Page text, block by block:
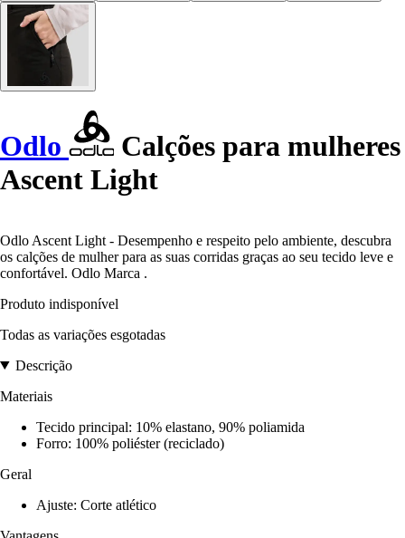
Odlo
Calções para mulheres
Ascent Light
Odlo Ascent Light - Desempenho e respeito pelo ambiente, descubra
os calções de mulher para as suas corridas graças ao seu tecido leve e
confortável. Odlo Marca .
Produto indisponível
Todas as variações esgotadas
Descrição
Materiais
Tecido principal: 10% elastano, 90% poliamida
Forro: 100% poliéster (reciclado)
Geral
Ajuste: Corte atlético